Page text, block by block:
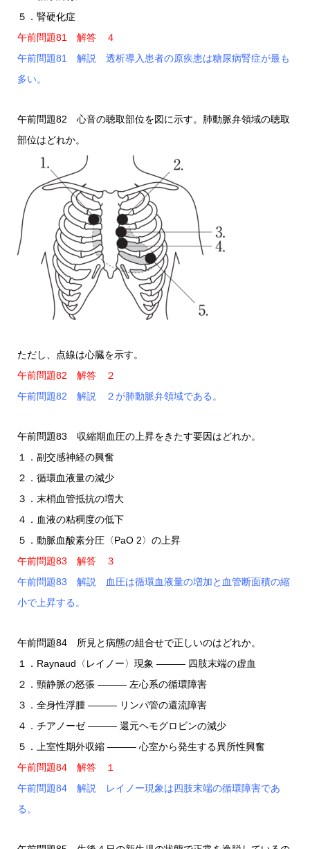
５．腎硬化症
午前問題81 解答 ４
午前問題81 解説 透析導入患者の原疾患は糖尿病腎症が最も
多い。
午前問題82 心音の聴取部位を図に示す。肺動脈弁領域の聴取
部位はどれか。
ただし、点線は心臓を示す。
午前問題82 解答 ２
午前問題82 解説 ２が肺動脈弁領域である。
午前問題83 収縮期血圧の上昇をきたす要因はどれか。
１．副交感神経の興奮
２．循環血液量の減少
３．末梢血管抵抗の増大
４．血液の粘稠度の低下
５．動脈血酸素分圧〈PaO 2〉の上昇
午前問題83 解答 ３
午前問題83 解説 血圧は循環血液量の増加と血管断面積の縮
小で上昇する。
午前問題84 所見と病態の組合せで正しいのはどれか。
１．Raynaud〈レイノー〉現象 ――― 四肢末端の虚血
２．頸静脈の怒張 ――― 左心系の循環障害
３．全身性浮腫 ――― リンパ管の還流障害
４．チアノーゼ ――― 還元ヘモグロビンの減少
５．上室性期外収縮 ――― 心室から発生する異所性興奮
午前問題84 解答 １
午前問題84 解説 レイノー現象は四肢末端の循環障害であ
る。